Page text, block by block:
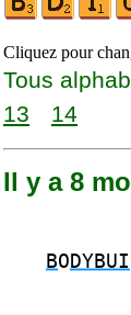
Cliquez pour
Tous
13
14
Il y a 8
BO DYBUI